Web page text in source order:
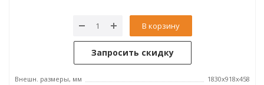
В корзину
Запросить скидку
Внешн. размеры, мм
1830x918x458